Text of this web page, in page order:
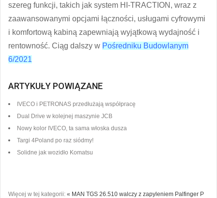
szereg funkcji, takich jak system HI‑TRACTION, wraz z
zaawansowanymi opcjami łączności, usługami cyfrowymi
i komfortową kabiną zapewniają wyjątkową wydajność i
rentowność. Ciąg dalszy w Pośredniku Budowlanym
6/2021
ARTYKUŁY POWIĄZANE
IVECO i PETRONAS przedłużają współpracę
Dual Drive w kolejnej maszynie JCB
Nowy kolor IVECO, ta sama włoska dusza
Targi 4Poland po raz siódmy!
Solidne jak wozidło Komatsu
Więcej w tej kategorii: « MAN TGS 26.510 walczy z zapyleniem Palfinger P